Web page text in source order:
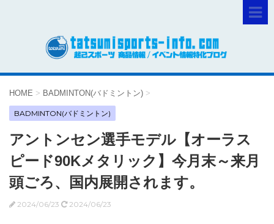
HOME > BADMINTON(バドミントン) >
BADMINTON(バドミントン)
アントンセン選手モデル【オーラス
ピード90Kメタリック】今月末～来月
頭ごろ、国内展開されます。
2024/06/23 2024/06/23